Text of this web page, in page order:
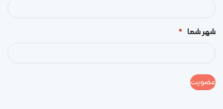
شهر شما *